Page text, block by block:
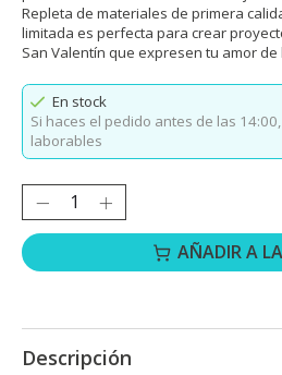
Repleta de materiales de primera
limitada es perfecta para crear
San Valentín que expresen tu amor
En stock
Si haces el pedido antes de las 14:00,
laborables
Cantidad:
AÑADIR A
Descripción